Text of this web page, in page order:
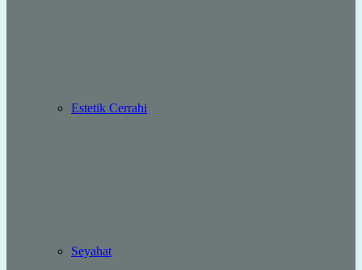
Estetik Cerrahi
Seyahat